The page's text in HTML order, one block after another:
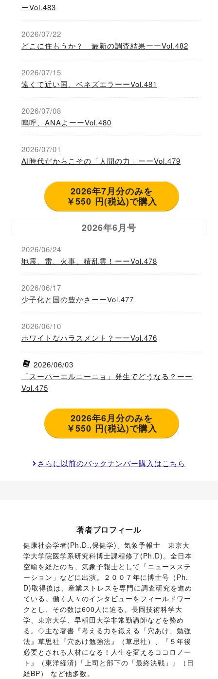
ーVol.483
2026/07/22
どこに住もうか？ 最新の調査結果ーーVol.482
2026/07/15
遠くて近い国、ベネズエラーーVol.481
2026/07/08
嗚呼、ANAよーーVol.480
2026/07/01
AI時代だからこその「人間の力」ーーVol.479
2026年7月分のみを
￥550 円(税込)で購入
2026年6月号
2026/06/24
地震、雷、火事、積乱雲！ーーVol.478
2026/06/17
少子化と国の豊かさーーVol.477
2026/06/10
ホワイトなハラスメント？ーーVol.476
2026/06/03
「スーパーエルニーニョ」発生でどうなる？ーー
Vol.475
2026年6月分のみを
￥550 円(税込)で購入
さらに以前のバックナンバー購入はこちら
著者プロフィール
健康社会学者(Ph.D.,保健学)、気象予報士　東京大
学大学院医学系研究科博士課程修了(Ph.D)。全日本
空輸を経たのち、気象予報士として「ニュースステ
ーション」などに出演。２００７年に博士号（Ph.
D)取得後は、産業ストレスを専門に調査研究を進め
ている。働く人々のインタビューをフィールドワー
クとし、その数は600人に迫る。長岡技術科学大
学、東京大学、早稲田大学非常勤講師などを務め
る。◇主な著書『考える力を鍛える「穴あけ」勉強
法』草思社『穴あけ勉強法』（草思社）、『５年後
必要とされる人材になる！人生を変えるココロノー
ト』（東洋経済)「上司と部下の「最終決戦」』（日
経BP） など他多数。